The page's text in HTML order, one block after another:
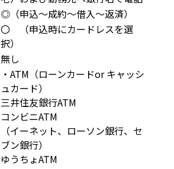
◎（申込～成約～借入～返済）
〇 （申込時にカードレスを選
択）
無し
・ATM（ローンカードor キャッシ
ュカード）
三井住友銀行ATM
コンビニATM
（イーネット、ローソン銀行、セ
ブン銀行）
ゆうちょATM